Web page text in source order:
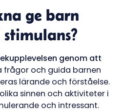
ge barn
genom att
frågor och guida barnen
lärande och förståelse.
sinnen och aktiviteter i
och intressant.